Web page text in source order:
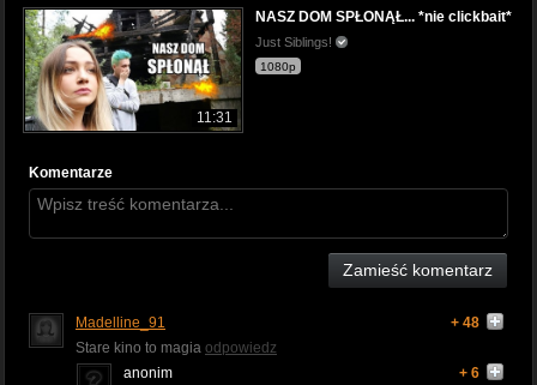
11:31
NASZ DOM SPŁONĄŁ... *nie clickbait*
Just Siblings!
1080p
Komentarze
Zamieść komentarz
Madelline_91
+ 48
Stare kino to magia odpowiedz
anonim
+ 6